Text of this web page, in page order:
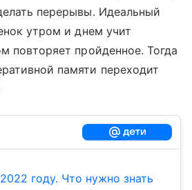
перерывы. Идеальный
утром и днем учит
повторяет пройденное. Тогда
памяти переходит
году. Что нужно знать